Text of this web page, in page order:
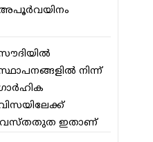
നിന്ന്
വസ്തതുത ഇതാണ്